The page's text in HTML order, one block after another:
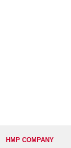
HMP COMPANY